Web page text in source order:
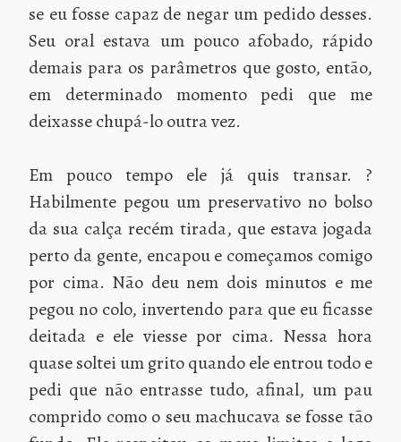
se eu fosse capaz de negar um pedido desses.
Seu oral estava um pouco afobado, rápido
demais para os parâmetros que gosto, então,
em determinado momento pedi que me
deixasse chupá-lo outra vez.
Em pouco tempo ele já quis transar. ?
Habilmente pegou um preservativo no bolso
da sua calça recém tirada, que estava jogada
perto da gente, encapou e começamos comigo
por cima. Não deu nem dois minutos e me
pegou no colo, invertendo para que eu ficasse
deitada e ele viesse por cima. Nessa hora
quase soltei um grito quando ele entrou todo e
pedi que não entrasse tudo, afinal, um pau
comprido como o seu machucava se fosse tão